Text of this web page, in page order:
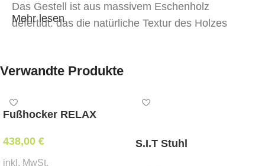
Das Gestell ist aus massivem Eschenholz
gefertigt, das die natürliche Textur des Holzes
gebogenem Möbelholz, das ergonomische
Der weiche Stoffbezug verleiht Gemütlichkeit und
dem Holz.
Die Lackierung des Gestells in einer individuellen
Mehr lesen
Verwandte Produkte
Fußhocker RELAX
438,00 €
inkl. MwSt.
S.I.T Stuhl